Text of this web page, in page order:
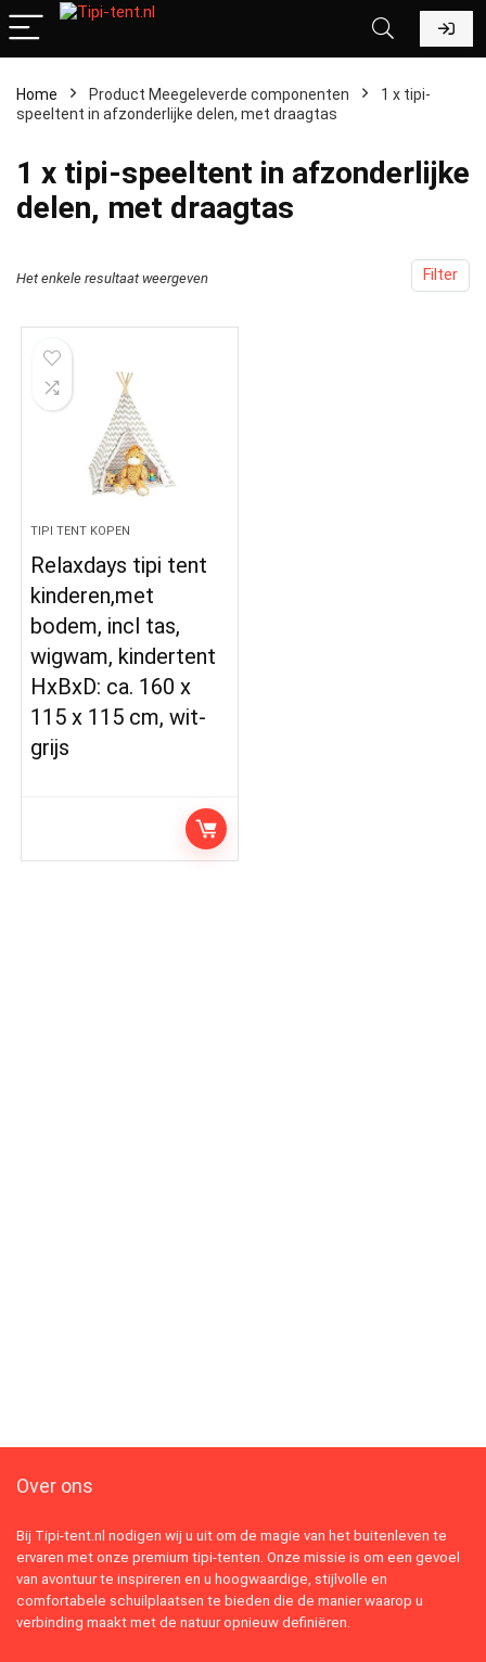
Home Product Meegeleverde componenten
‎1 x tipi-
speeltent in afzonderlijke delen, met draagtas
‎1 x tipi-speeltent in afzonderlijke
delen, met draagtas
Filter
Het enkele resultaat weergeven
TIPI TENT KOPEN
Relaxdays tipi tent
kinderen,met
bodem, incl tas,
wigwam, kindertent
HxBxD: ca. 160 x
115 x 115 cm, wit-
grijs
Over ons
Bij Tipi-tent.nl nodigen wij u uit om de magie van het buitenleven te
ervaren met onze premium tipi-tenten. Onze missie is om een gevoel
van avontuur te inspireren en u hoogwaardige, stijlvolle en
comfortabele schuilplaatsen te bieden die de manier waarop u
verbinding maakt met de natuur opnieuw definiëren.